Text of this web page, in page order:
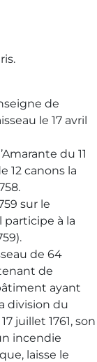
de
le 17 avril
du 11
12 canons la
sur le
participe à la
de 64
de
ayant
division du
juillet 1761, son
incendie
laisse le